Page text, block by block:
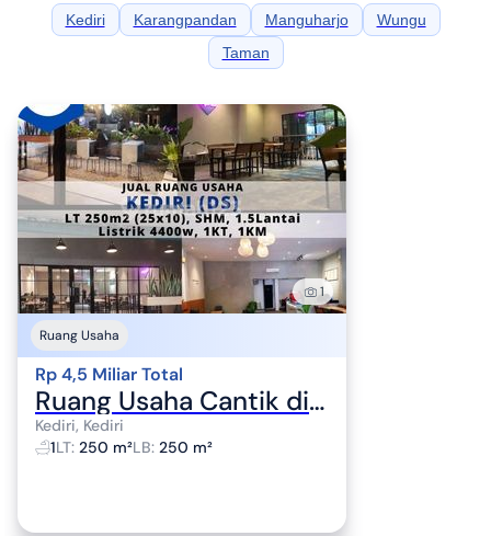
Kediri Karangpandan Manguharjo
Wungu
Taman
1
Ruang Usaha
Rp 4,5 Miliar Total
Ruang Usaha Cantik di Kediri
Kediri, Kediri
1LT: 250 m²LB: 250 m²